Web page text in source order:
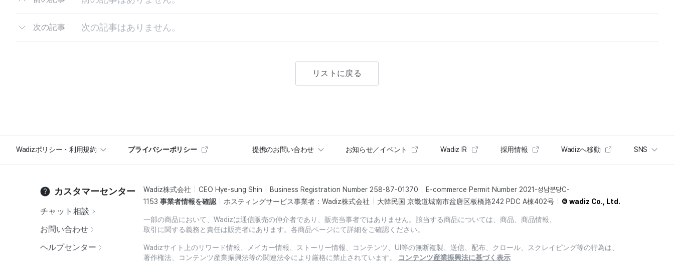
次の記事 次の記事はありません。
リストに戻る
Wadizポリシー・利用規約 プライバシーポリシー 提携のお問い合わせ お知らせ／イベント Wadiz IR 採用情報 Wadizへ移動 SNS
カスタマーセンター
チャット相談
お問い合わせ
ヘルプセンター
Wadiz株式会社 CEO Hye-sung Shin Business Registration Number 258-87-01370
E-commerce Permit Number 2021-성남분당C-
1153 事業者情報を確認 ホスティングサービス事業者：Wadiz株式会社 大韓民国 京畿道城南市盆唐区板橋路242 PDC A棟402号 © wadiz Co., Ltd.
一部の商品において、Wadizは通信販売の仲介者であり、販売当事者ではありません。該当する商品については、商品、商品情報、
取引に関する義務と責任は販売者にあります。各商品ページにて詳細をご確認ください。
Wadizサイト上のリワード情報、メイカー情報、ストーリー情報、コンテンツ、UI等の無断複製、送信、配布、クロール、スクレイピング等の行為は、
著作権法、コンテンツ産業振興法等の関連法令により厳格に禁止されています。
コンテンツ産業振興法に基づく表示